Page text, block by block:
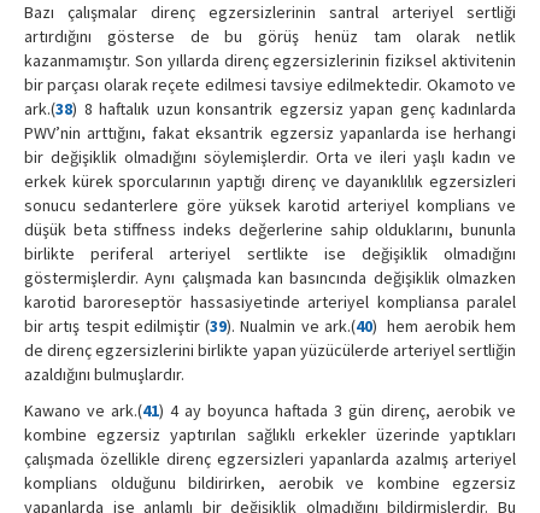
Bazı çalışmalar direnç egzersizlerinin santral arteriyel sertliği
artırdığını gösterse de bu görüş henüz tam olarak netlik
kazanmamıştır. Son yıllarda direnç egzersizlerinin fiziksel aktivitenin
bir parçası olarak reçete edilmesi tavsiye edilmektedir. Okamoto ve
ark.(38) 8 haftalık uzun konsantrik egzersiz yapan genç kadınlarda
PWV’nin arttığını, fakat eksantrik egzersiz yapanlarda ise herhangi
bir değişiklik olmadığını söylemişlerdir. Orta ve ileri yaşlı kadın ve
erkek kürek sporcularının yaptığı direnç ve dayanıklılık egzersizleri
sonucu sedanterlere göre yüksek karotid arteriyel komplians ve
düşük beta stiffness indeks değerlerine sahip olduklarını, bununla
birlikte periferal arteriyel sertlikte ise değişiklik olmadığını
göstermişlerdir. Aynı çalışmada kan basıncında değişiklik olmazken
karotid baroreseptör hassasiyetinde arteriyel kompliansa paralel
bir artış tespit edilmiştir (39). Nualmin ve ark.(40) hem aerobik hem
de direnç egzersizlerini birlikte yapan yüzücülerde arteriyel sertliğin
azaldığını bulmuşlardır.
Kawano ve ark.(41) 4 ay boyunca haftada 3 gün direnç, aerobik ve
kombine egzersiz yaptırılan sağlıklı erkekler üzerinde yaptıkları
çalışmada özellikle direnç egzersizleri yapanlarda azalmış arteriyel
komplians olduğunu bildirirken, aerobik ve kombine egzersiz
yapanlarda ise anlamlı bir değişiklik olmadığını bildirmişlerdir. Bu